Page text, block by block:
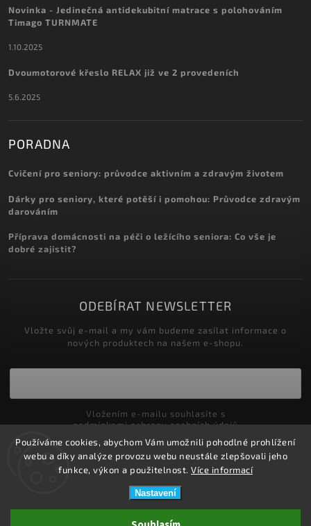
Používáme cookies, abychom Vám umožnili pohodlné prohlížení
webu a díky analýze provozu webu neustále zlepšovali jeho
funkce, výkon a použitelnost. Více informací
Nastavení
Novinka - Jedinečná antidekubitní matrace s polohováním
Timago TURNMATE
1.10.2025
Dvoumotorové křeslo RELAX již ve 2 provedeních
5.6.2025
PORADNA
Cvičení pro seniory: průvodce aktivním a zdravým životem
Dárky pro seniory, které potěší i pomohou: Průvodce zdravým
darováním
Příprava domácnosti na péči o ležícího seniora: Co vše je
dobré zajistit?
ODEBÍRAT NEWSLETTER
Vložte svůj e-mail a my vám budeme zasílat informace o
nových produktech na našem e-shopu.
podmínkami ochrany osobních údajů
Přihlásit se
ZDRAVOTNÍ POTŘEBY DRDLOVÁ